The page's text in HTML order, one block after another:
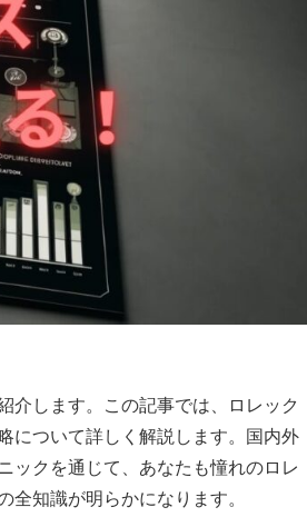
介します。この記事では、ロレック
について詳しく解説します。国内外
ックを通じて、あなたも憧れのロレ
知識が明らかになります。